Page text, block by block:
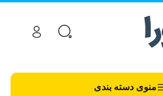
منوی دسته بندی